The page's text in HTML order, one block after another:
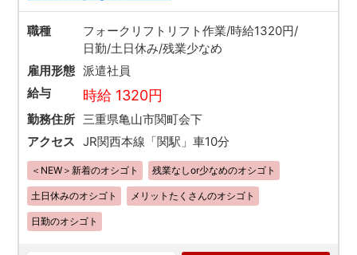
職種
フォークリフトリフト作業/時給1320円/
日勤/土日休み/残業少なめ
雇用形態 派遣社員
給与
時給 1320円
勤務住所 三重県亀山市関町会下
アクセス
JR関西本線「関駅」車10分
＜NEW＞新着のオシゴト 残業なしor少なめのオシゴト
土日休みのオシゴト メリットたくさんのオシゴト
日勤のオシゴト